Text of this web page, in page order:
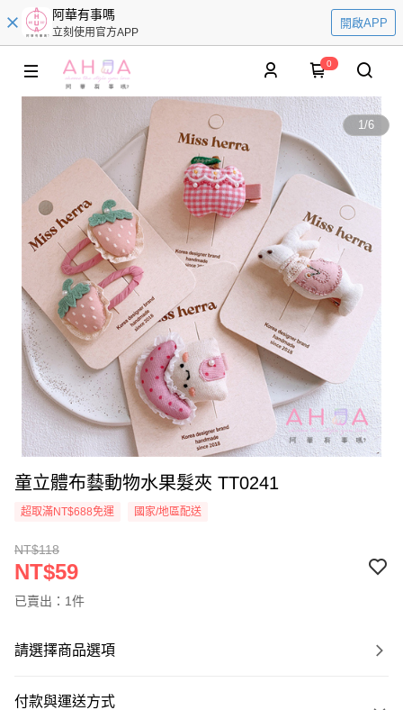
阿華有事嗎
立刻使用官方APP
開啟APP
0
1/6
童立體布藝動物水果髮夾 TT0241
超取滿NT$688免運 國家/地區配送
NT$118
NT$59
已賣出：1件
請選擇商品選項
付款與運送方式